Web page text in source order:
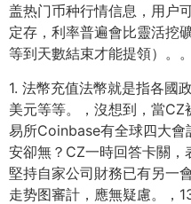
盖热门币种行情信息，用户
定存，利率普遍會比靈活挖
等到天數結束才能提領）。。
1. 法幣充值法幣就是指各國
美元等等。，沒想到，當
易所Coinbase有全球四大會
安卻無？CZ一時回答卡關
堅持自家公司財務已有另一
走势图審計，應無疑慮。，